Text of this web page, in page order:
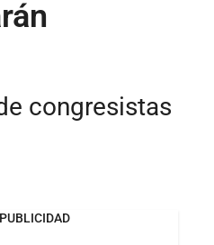
congresistas
PUBLICIDAD